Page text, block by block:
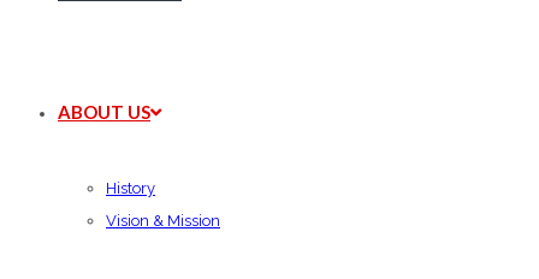
ABOUT US
History
Vision & Mission